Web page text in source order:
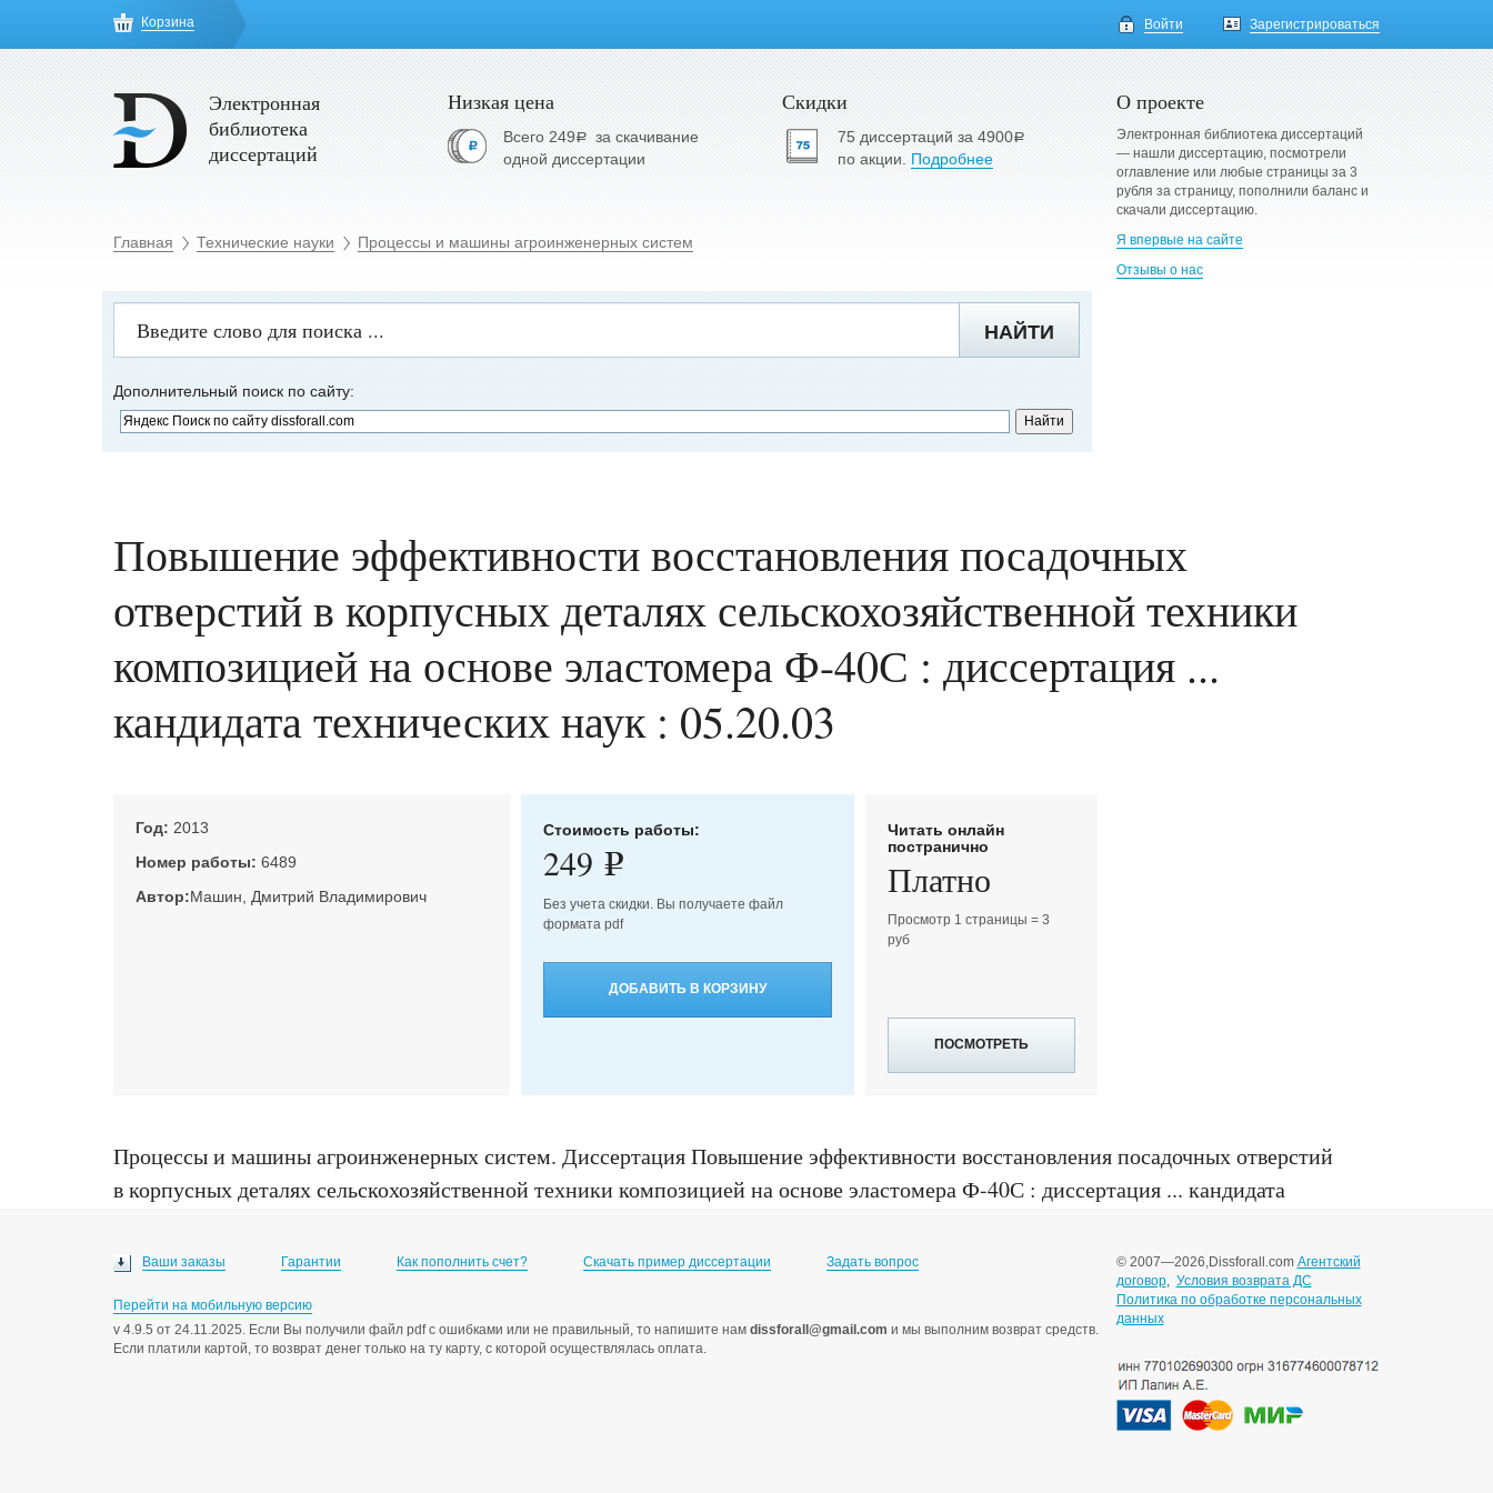
Корзина Войти Зарегистрироваться
Электронная
библиотека
диссертаций
Низкая цена
Всего 249a за скачивание
одной диссертации
Скидки
75 диссертаций за 4900a
по акции. Подробнее
Главная Технические науки Процессы и машины агроинженерных систем
О проекте
Электронная библиотека диссертаций
— нашли диссертацию, посмотрели
оглавление или любые страницы за 3
рубля за страницу, пополнили баланс и
скачали диссертацию.
Я впервые на сайте
Отзывы о нас
НАЙТИ
Дополнительный поиск по сайту:
Повышение эффективности восстановления посадочных
отверстий в корпусных деталях сельскохозяйственной техники
композицией на основе эластомера Ф-40С : диссертация ...
кандидата технических наук : 05.20.03
Год: 2013
Номер работы: 6489
Автор:Машин, Дмитрий Владимирович
Стоимость работы:
249 e
Без учета скидки. Вы получаете файл
формата pdf
ДОБАВИТЬ В КОРЗИНУ
Читать онлайн
постранично
Платно
Просмотр 1 страницы = 3
руб
ПОСМОТРЕТЬ
Процессы и машины агроинженерных систем. Диссертация Повышение эффективности восстановления посадочных отверстий
в корпусных деталях сельскохозяйственной техники композицией на основе эластомера Ф-40С : диссертация ... кандидата
Ваши заказы Гарантии Как пополнить счет? Скачать пример диссертации Задать вопрос
Перейти на мобильную версию
v 4.9.5 от 24.11.2025. Если Вы получили файл pdf с ошибками или не правильный, то напишите нам dissforall@gmail.com и мы выполним возврат средств.
Если платили картой, то возврат денег только на ту карту, с которой осуществлялась оплата.
© 2007—2026,Dissforall.com Агентский
договор, Условия возврата ДС
Политика по обработке персональных
данных